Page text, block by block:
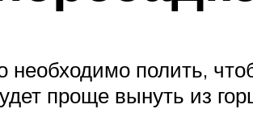
необходимо полить,
проще вынуть из